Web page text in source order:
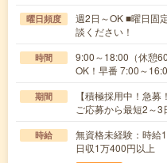
曜日頻度
週2日～OK ■曜日固
談ください！
時間
9:00～18:00（休憩
OK！早番 7:00～
期間
【積極採用中！急
ご応募から最短2～3
時給
無資格未経験：時
日収1万400円以上